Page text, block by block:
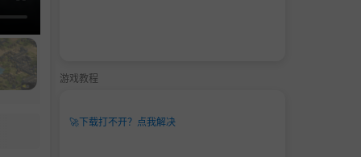
游戏教程
🚀下载打不开？点我解决